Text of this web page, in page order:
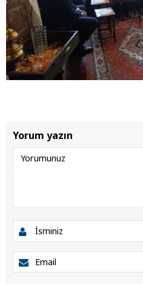
Yorum yazın